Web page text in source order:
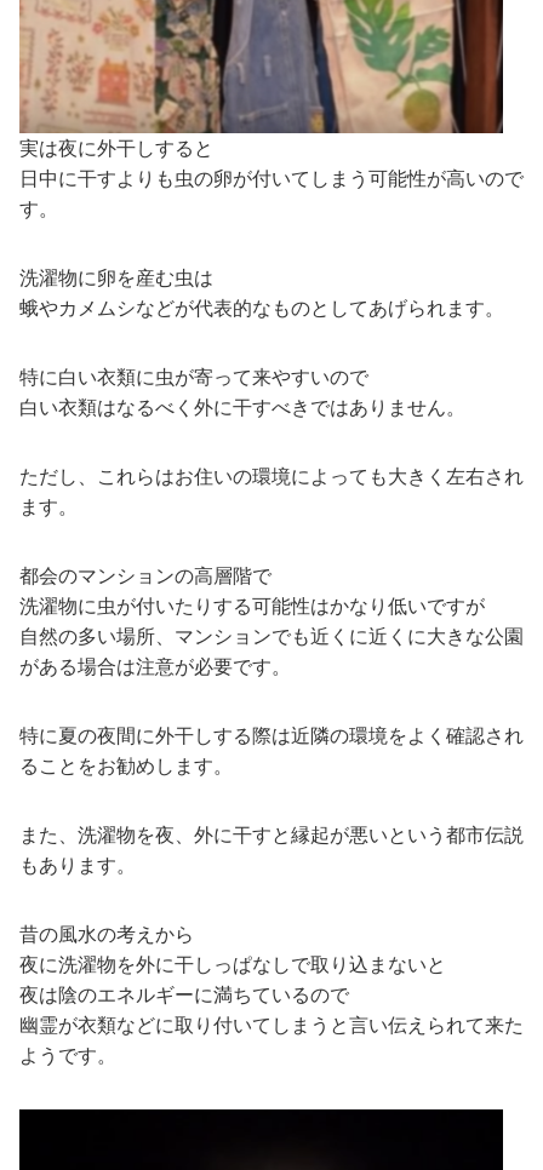
実は夜に外干しすると
日中に干すよりも虫の卵が付いてしまう可能性が高いので
す。
洗濯物に卵を産む虫は
蛾やカメムシなどが代表的なものとしてあげられます。
特に白い衣類に虫が寄って来やすいので
白い衣類はなるべく外に干すべきではありません。
ただし、これらはお住いの環境によっても大きく左右され
ます。
都会のマンションの高層階で
洗濯物に虫が付いたりする可能性はかなり低いですが
自然の多い場所、マンションでも近くに近くに大きな公園
がある場合は注意が必要です。
特に夏の夜間に外干しする際は近隣の環境をよく確認され
ることをお勧めします。
また、洗濯物を夜、外に干すと縁起が悪いという都市伝説
もあります。
昔の風水の考えから
夜に洗濯物を外に干しっぱなしで取り込まないと
夜は陰のエネルギーに満ちているので
幽霊が衣類などに取り付いてしまうと言い伝えられて来た
ようです。